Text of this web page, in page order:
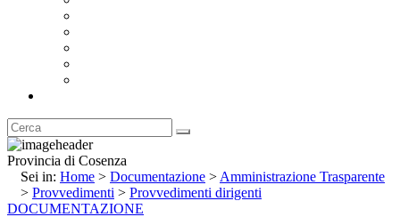
Provincia di Cosenza
Sei in: Home > Documentazione > Amministrazione Trasparente
> Provvedimenti > Provvedimenti dirigenti
DOCUMENTAZIONE